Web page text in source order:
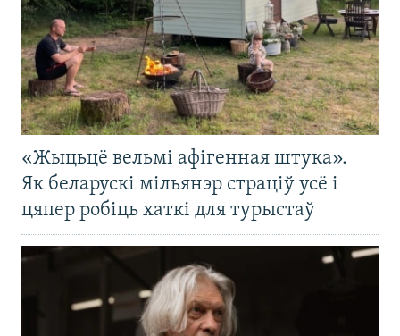
«Жыцьцё вельмі афігенная штука».
Як беларускі мільянэр страціў усё і
цяпер робіць хаткі для турыстаў